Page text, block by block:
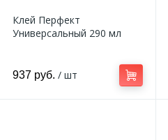
Клей Перфект
Универсальный 290 мл
937 руб. / шт